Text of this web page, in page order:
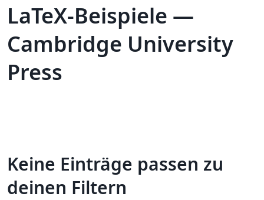
LaTeX-Beispiele —
Cambridge University
Press
Keine Einträge passen zu
deinen Filtern